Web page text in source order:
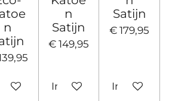
n
winkelwagen
n
Satijn
€ 149,95
In winkelwagen
Satijn
€ 179,95
In